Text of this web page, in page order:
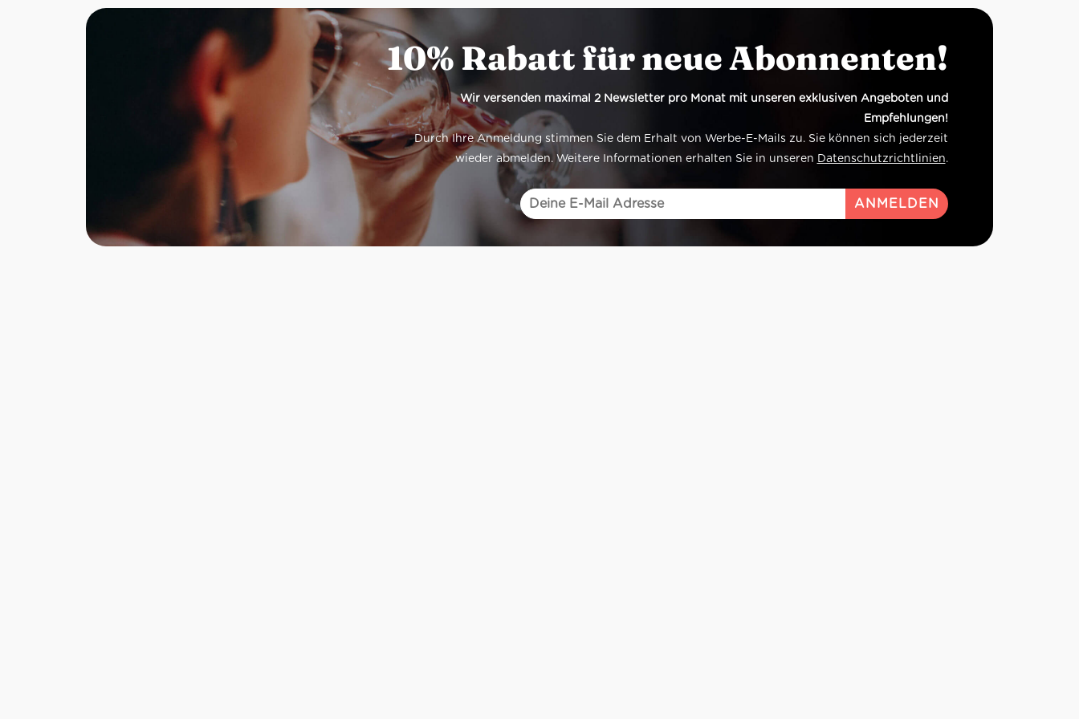
durch einen Hauch von Tabak, führen
definierten Geschmack.
Speisenempfehlung
Serviertemperatur:
Idealer Versandkarton: 21 Flaschen
10% Rabatt für neue Abonnenten!
Wir versenden maximal 2 Newsletter pro Monat mit unseren exklusiven Angeboten und
Empfehlungen!
Durch Ihre Anmeldung stimmen Sie dem Erhalt von Werbe-E-Mails zu. Sie können sich jederzeit
wieder abmelden. Weitere Informationen erhalten Sie in unseren Datenschutzrichtlinien.